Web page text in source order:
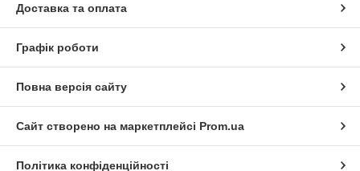
Доставка та оплата
Графік роботи
Повна версія сайту
Сайт створено на маркетплейсі Prom.ua
Політика конфіденційності